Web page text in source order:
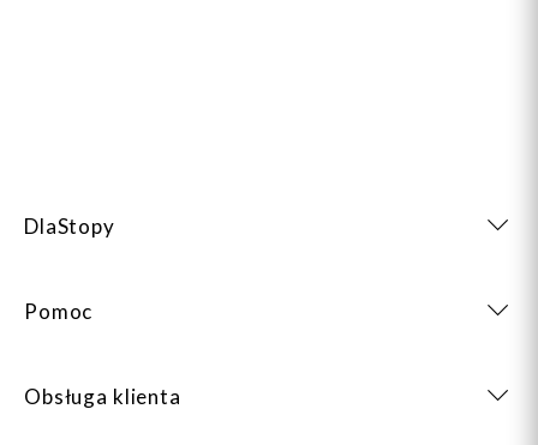
DlaStopy
Pomoc
Obsługa klienta